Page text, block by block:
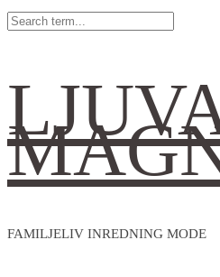
FAMILJELIV INREDNING MODE